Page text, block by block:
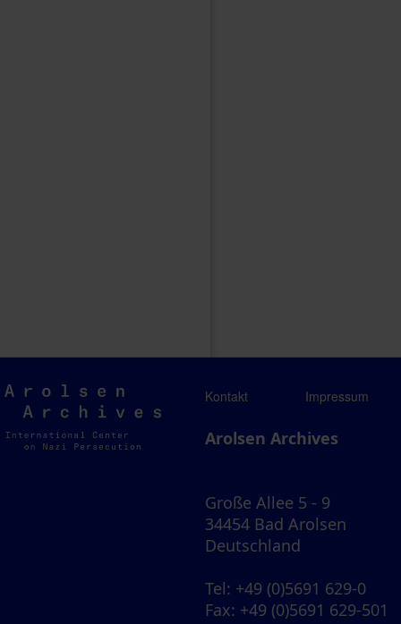
Arolsen
Archives
Kontakt Impressum
Arolsen Archives
Große Allee 5 - 9
34454 Bad Arolsen
Deutschland
Tel: +49 (0)5691 629-0
Fax: +49 (0)5691 629-501